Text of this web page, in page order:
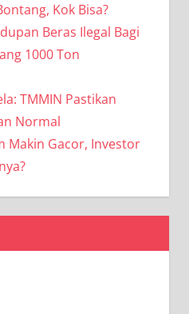
Kok Bisa?
Beras Ilegal Bagi
1000 Ton
TMMIN Pastikan
Normal
Makin Gacor, Investor